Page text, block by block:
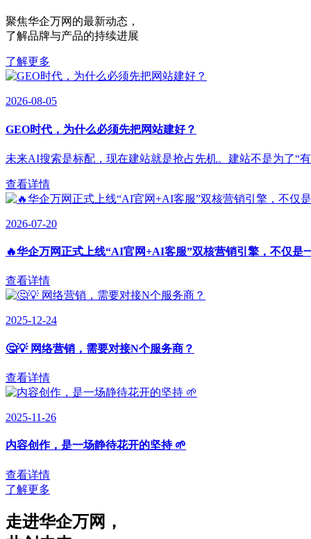
聚焦华企万网的最新动态 ，
了解品牌与产品的持续进展
了解更多
2026-08-05
GEO时代，为什么必须先把网站建好？
未来AI搜索是标配，现在建站就是抢占先机。建站不是为了“
查看详情
2026-07-20
🔥华企万网正式上线“AI官网+AI客服”双核营销引擎，不仅是
查看详情
2025-12-24
🤔💡 网络营销，需要对接N个服务商？
查看详情
2025-11-26
内容创作，是一场静待花开的坚持 🌱
查看详情
了解更多
走进华企万网 ，